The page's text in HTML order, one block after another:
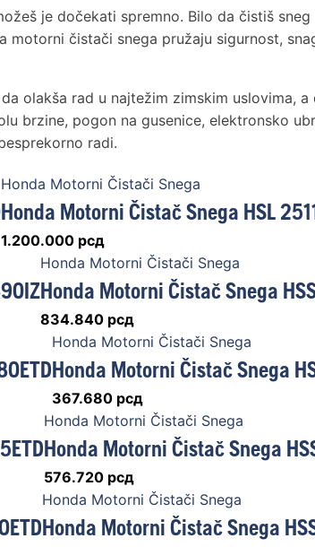
je dočekati spremno. Bilo da čistiš
motorni čistači snega pružaju sigurnost,
olakša rad u najtežim zimskim uslovima,
brzine, pogon na gusenice, elektronsko
radi.
Honda Motorni Čistači Snega
Honda Motorni Čistač Snega HSL
1.200.000 рсд
Honda Motorni Čistači Snega
Honda Motorni Čistač Snega
834.840 рсд
Honda Motorni Čistači Snega
Honda Motorni Čistač Snega
367.680 рсд
Honda Motorni Čistači Snega
Honda Motorni Čistač Snega
576.720 рсд
Honda Motorni Čistači Snega
Honda Motorni Čistač Snega